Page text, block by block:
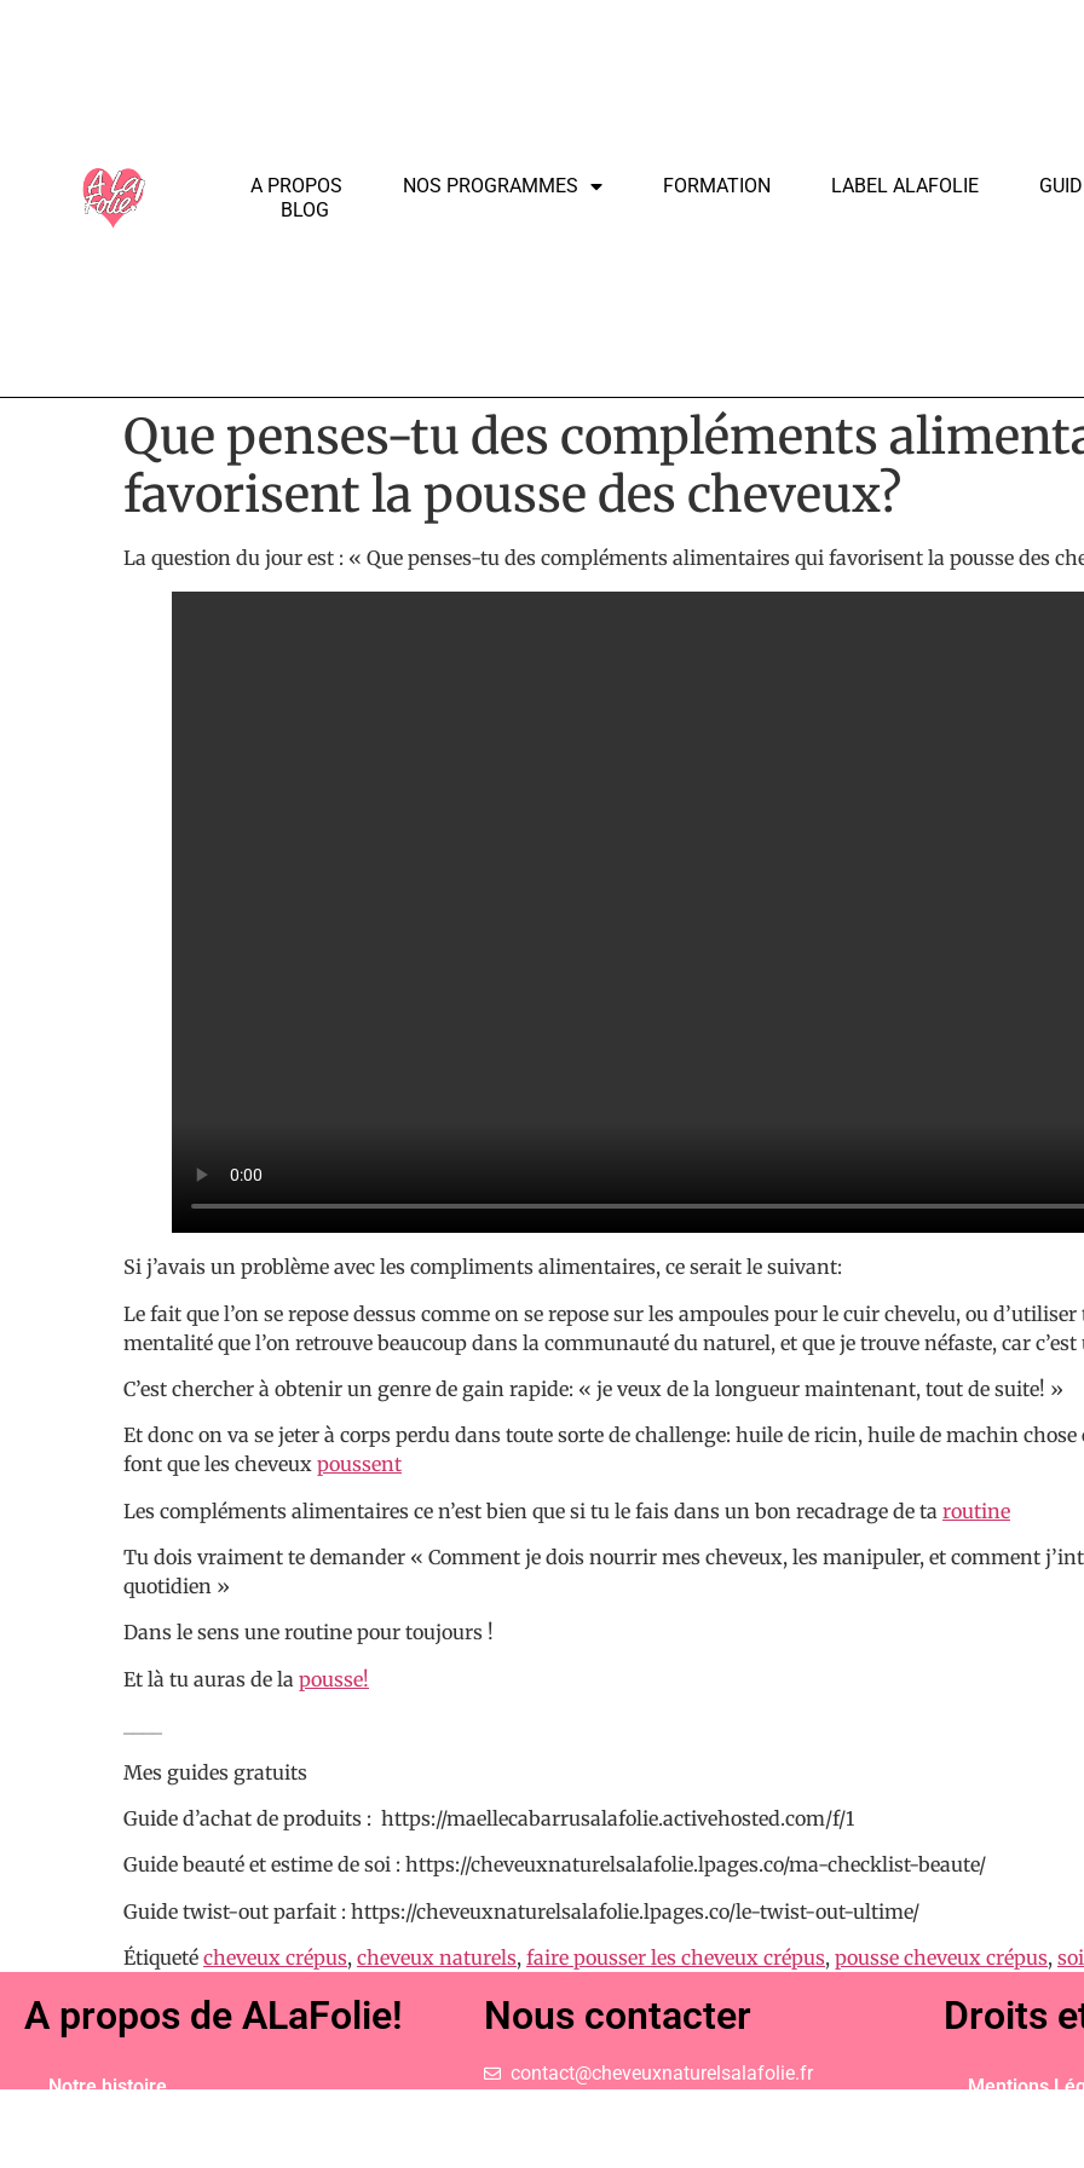
A PROPOS NOS PROGRAMMES FORMATION LABEL ALAFOLIE
BLOG
Que penses-tu des compléments
favorisent la pousse des cheveux?
La question du jour est : « Que penses-tu des compléments alimentaires qui favorisent la pousse des
Si j’avais un problème avec les compliments alimentaires, ce serait le suivant:
Le fait que l’on se repose dessus comme on se repose sur les ampoules pour le cuir chevelu, ou
mentalité que l’on retrouve beaucoup dans la communauté du naturel, et que je trouve néfaste, car
C’est chercher à obtenir un genre de gain rapide: « je veux de la longueur maintenant, tout de suite! »
Et donc on va se jeter à corps perdu dans toute sorte de challenge: huile de ricin, huile de machin chose
font que les cheveux poussent
Les compléments alimentaires ce n’est bien que si tu le fais dans un bon recadrage de ta routine
Tu dois vraiment te demander « Comment je dois nourrir mes cheveux, les manipuler, et comment
quotidien »
Dans le sens une routine pour toujours !
Et là tu auras de la pousse!
Mes guides gratuits
Guide d’achat de produits : https://maellecabarrusalafolie.activehosted.com/f/1
Guide beauté et estime de soi : https://cheveuxnaturelsalafolie.lpages.co/ma-checklist-beaute/
Guide twist-out parfait : https://cheveuxnaturelsalafolie.lpages.co/le-twist-out-ultime/
Étiqueté cheveux crépus, cheveux naturels, faire pousser les cheveux crépus, pousse cheveux crépus,
A propos de ALaFolie!
Notre histoire
Nous contacter
contact@cheveuxnaturelsalafolie.fr
Droits
Mentions